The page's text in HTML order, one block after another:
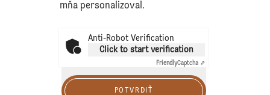
mňa personalizoval.
Anti-Robot Verification
Click to start verification
FriendlyCaptcha ⇗
POTVRDIŤ